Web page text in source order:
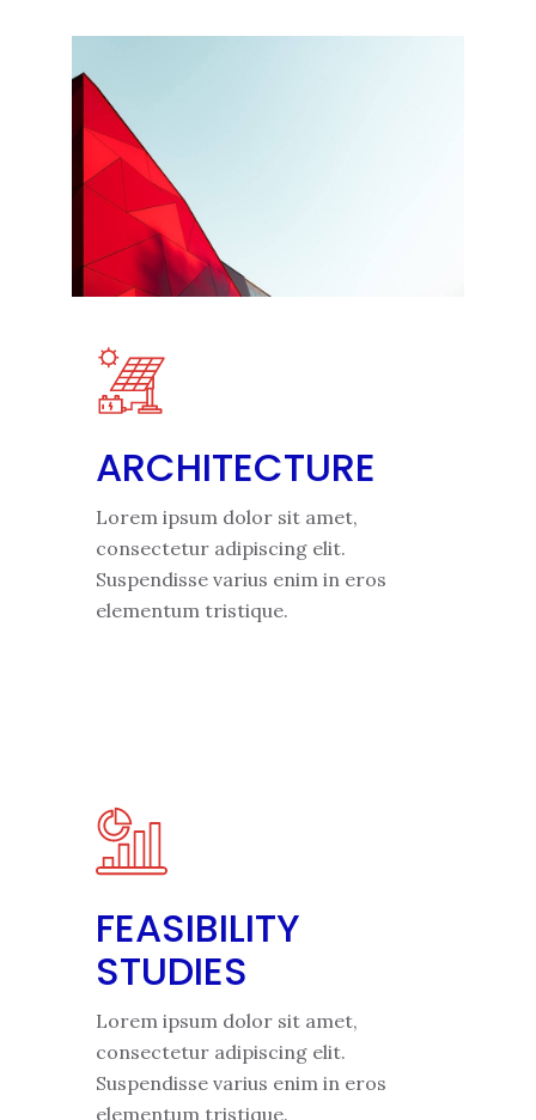
ARCHITECTURE
Lorem ipsum dolor sit amet,
consectetur adipiscing elit.
Suspendisse varius enim in eros
elementum tristique.
FEASIBILITY
STUDIES
Lorem ipsum dolor sit amet,
consectetur adipiscing elit.
Suspendisse varius enim in eros
elementum tristique.